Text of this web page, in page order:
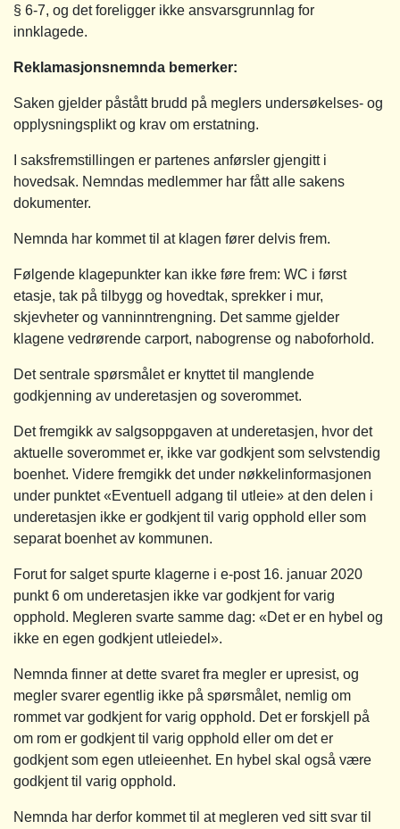
§ 6-7, og det foreligger ikke ansvarsgrunnlag for
innklagede.
Reklamasjonsnemnda bemerker:
Saken gjelder påstått brudd på meglers undersøkelses- og
opplysningsplikt og krav om erstatning.
I saksfremstillingen er partenes anførsler gjengitt i
hovedsak. Nemndas medlemmer har fått alle sakens
dokumenter.
Nemnda har kommet til at klagen fører delvis frem.
Følgende klagepunkter kan ikke føre frem: WC i først
etasje, tak på tilbygg og hovedtak, sprekker i mur,
skjevheter og vanninntrengning. Det samme gjelder
klagene vedrørende carport, nabogrense og naboforhold.
Det sentrale spørsmålet er knyttet til manglende
godkjenning av underetasjen og soverommet.
Det fremgikk av salgsoppgaven at underetasjen, hvor det
aktuelle soverommet er, ikke var godkjent som selvstendig
boenhet. Videre fremgikk det under nøkkelinformasjonen
under punktet «Eventuell adgang til utleie» at den delen i
underetasjen ikke er godkjent til varig opphold eller som
separat boenhet av kommunen.
Forut for salget spurte klagerne i e-post 16. januar 2020
punkt 6 om underetasjen ikke var godkjent for varig
opphold. Megleren svarte samme dag: «Det er en hybel og
ikke en egen godkjent utleiedel».
Nemnda finner at dette svaret fra megler er upresist, og
megler svarer egentlig ikke på spørsmålet, nemlig om
rommet var godkjent for varig opphold. Det er forskjell på
om rom er godkjent til varig opphold eller om det er
godkjent som egen utleieenhet. En hybel skal også være
godkjent til varig opphold.
Nemnda har derfor kommet til at megleren ved sitt svar til